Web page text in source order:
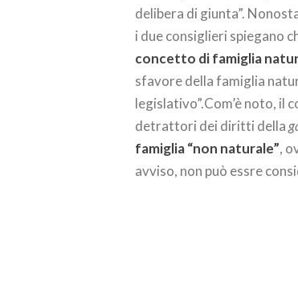
delibera di giunta”.
i due consiglieri spiegano
concetto di famiglia
sfavore della famiglia
legislativo”.Com’è noto, il
detrattori dei diritti della
famiglia “non naturale”,
avviso, non può essre